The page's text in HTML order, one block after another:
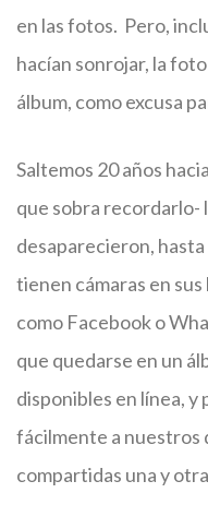
en las fotos. Pero,
hacían sonrojar, la
álbum, como excusa
Saltemos 20 años
que sobra recordarlo-
desaparecieron,
tienen cámaras en
como Facebook o
que quedarse en un
disponibles en línea,
fácilmente a nuestros
compartidas una y